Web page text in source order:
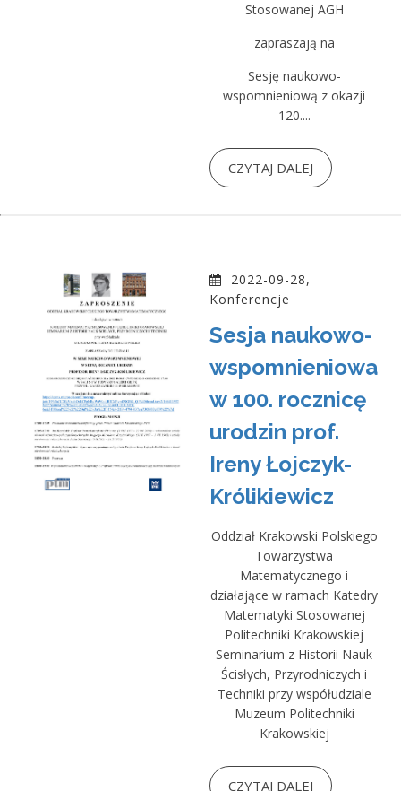
Stosowanej AGH
zapraszają na
Sesję naukowo-
wspomnieniową z okazji
120....
CZYTAJ DALEJ
2022-09-28,
Konferencje
Sesja naukowo-
wspomnieniowa
w 100. rocznicę
urodzin prof.
Ireny Łojczyk-
Królikiewicz
Oddział Krakowski Polskiego
Towarzystwa
Matematycznego i
działające w ramach Katedry
Matematyki Stosowanej
Politechniki Krakowskiej
Seminarium z Historii Nauk
Ścisłych, Przyrodniczych i
Techniki przy współudziale
Muzeum Politechniki
Krakowskiej
CZYTAJ DALEJ